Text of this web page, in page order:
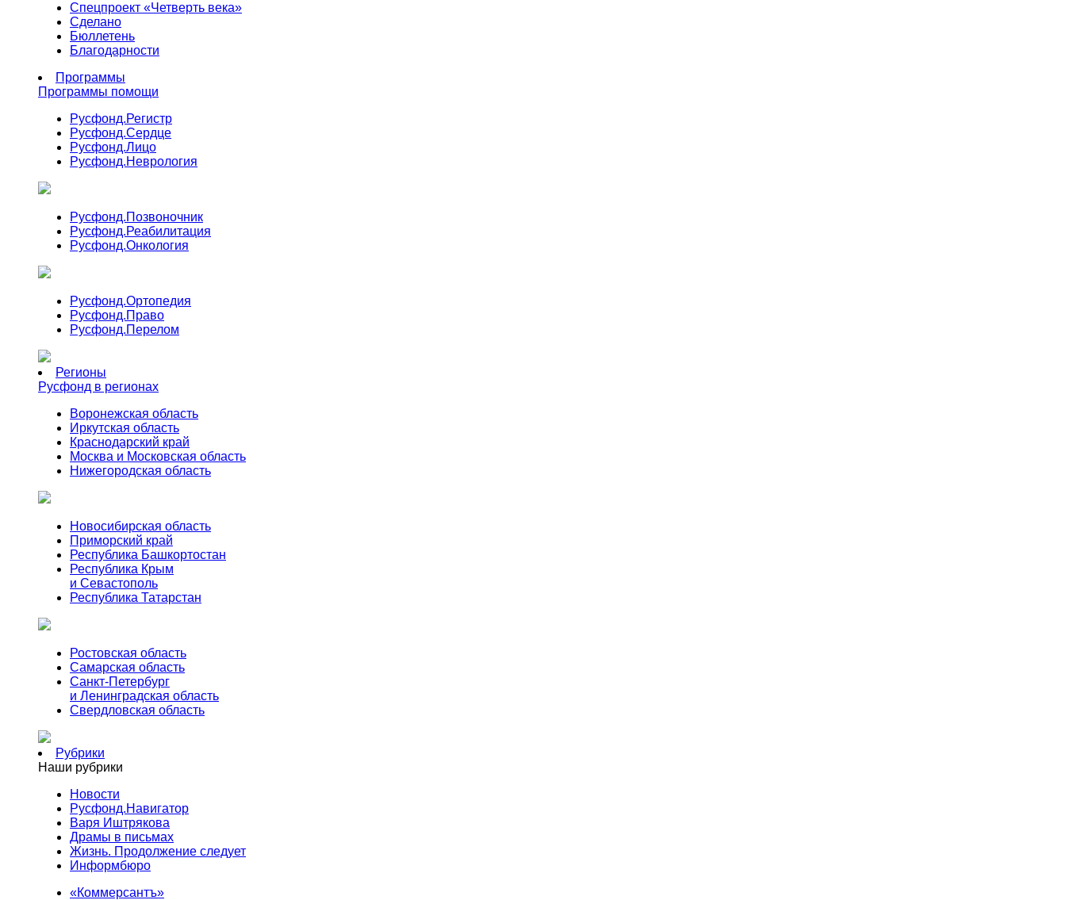
Спецпроект «Четверть века»
Сделано
Бюллетень
Благодарности
Программы
Программы помощи
Русфонд.Регистр
Русфонд.Сердце
Русфонд.Лицо
Русфонд.Неврология
Русфонд.Позвоночник
Русфонд.Реабилитация
Русфонд.Онкология
Русфонд.Ортопедия
Русфонд.Право
Русфонд.Перелом
Регионы
Русфонд в регионах
Воронежская область
Иркутская область
Краснодарский край
Москва и Московская область
Нижегородская область
Новосибирская область
Приморский край
Республика Башкортостан
Республика Крым
и Севастополь
Республика Татарстан
Ростовская область
Самарская область
Санкт-Петербург
и Ленинградская область
Свердловская область
Рубрики
Наши рубрики
Новости
Русфонд.Навигатор
Варя Иштрякова
Драмы в письмах
Жизнь. Продолжение следует
Информбюро
«Коммерсантъ»